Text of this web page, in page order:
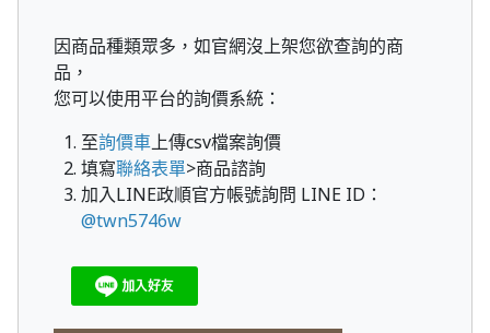
因商品種類眾多，如官網沒上架您欲查詢的商
品，
您可以使用平台的詢價系統：
至詢價車上傳csv檔案詢價
填寫聯絡表單>商品諮詢
加入LINE政順官方帳號詢問 LINE ID：
@twn5746w